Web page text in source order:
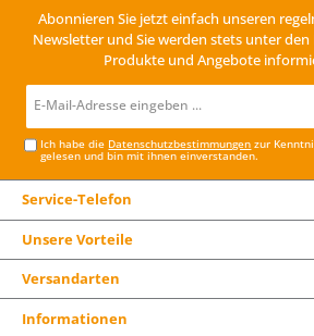
Abonnieren Sie jetzt einfach unseren
Newsletter und Sie werden stets unter den
Produkte und Angebote
Mail-
Ich habe die Datenschutzbestimmungen zur
gelesen und bin mit ihnen einverstanden.
Service-Telefon
Unsere Vorteile
Versandarten
Informationen